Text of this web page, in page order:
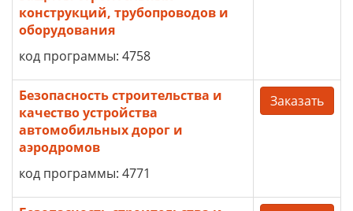
конструкций, трубопроводов и
оборудования
код программы: 4758
Безопасность строительства и
качество устройства
автомобильных дорог и
аэродромов
код программы: 4771
Заказать